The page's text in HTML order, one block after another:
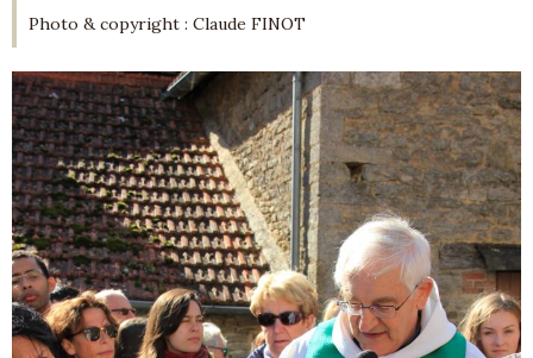
Photo & copyright : Claude FINOT